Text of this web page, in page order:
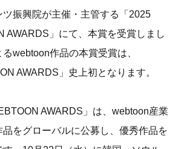
振興院が主催・主管する「2025
AWARDS」にて、本賞を受賞しまし
webtoon作品の本賞受賞は、
AWARDS」史上初となります。
AWARDS」は、webtoon産業
をグローバルに公募し、優秀作品を